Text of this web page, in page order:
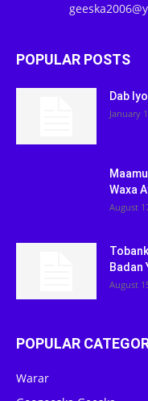
POPULAR POSTS
Dab
January
Waxa
August
Badan
August
POPULAR
Warar